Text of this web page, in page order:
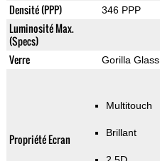
Densité (PPP) 346 PPP
Luminosité Max.
(Specs)
Verre Gorilla Glass
Propriété Ecran
Multitouch
Brillant